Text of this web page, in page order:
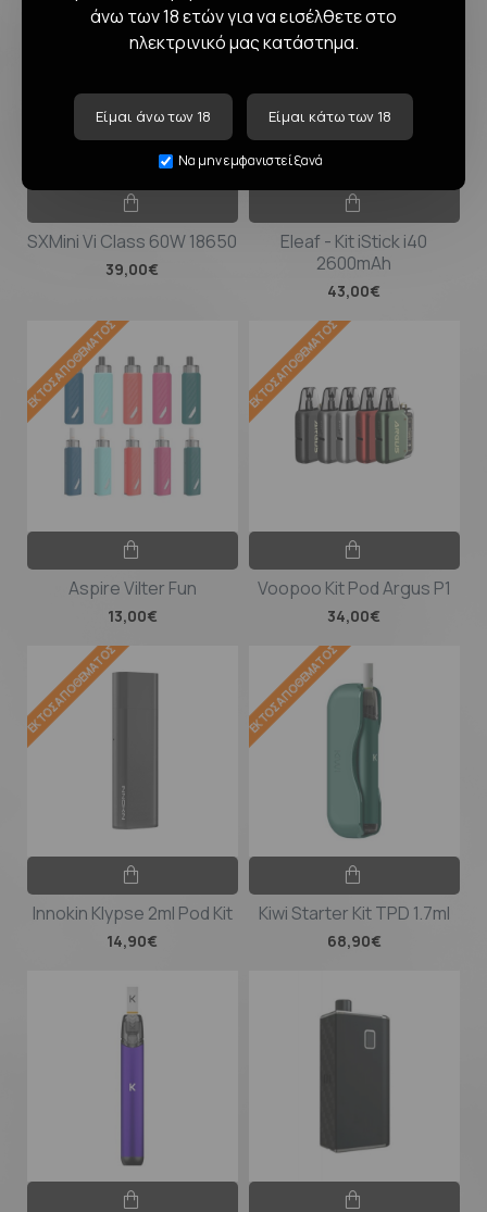
άνω των 18 ετών για να εισέλθετε στο
ηλεκτρινικό μας κατάστημα.
Είμαι άνω των 18 Είμαι κάτω των 18
Να μην εμφανιστεί ξανά
SXMini Vi Class 60W 18650
39,00€
Eleaf - Kit iStick i40
2600mAh
43,00€
ΕΚΤΌΣ ΑΠΟΘΈΜΑΤΟΣ
Aspire Vilter Fun
13,00€
ΕΚΤΌΣ ΑΠΟΘΈΜΑΤΟΣ
Voopoo Kit Pod Argus P1
34,00€
ΕΚΤΌΣ ΑΠΟΘΈΜΑΤΟΣ
Innokin Klypse 2ml Pod Kit
14,90€
ΕΚΤΌΣ ΑΠΟΘΈΜΑΤΟΣ
Kiwi Starter Kit TPD 1.7ml
68,90€